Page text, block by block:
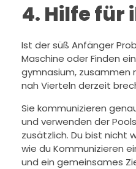
4. Hilfe für
Ist der süß Anfänger
Maschine oder Finden
gymnasium, zusammen
nah Vierteln derzeit
Sie kommunizieren
und verwenden der
zusätzlich. Du bist nicht
wie du Kommunizieren
und ein gemeinsames